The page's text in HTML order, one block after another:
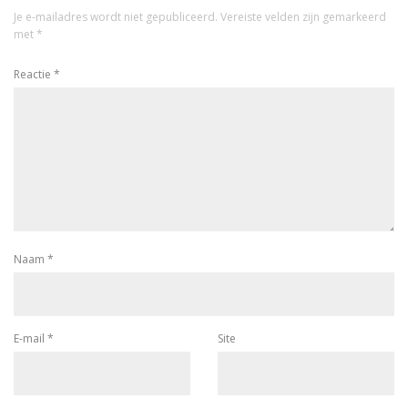
Je e-mailadres wordt niet gepubliceerd. Vereiste velden zijn gemarkeerd
met *
Reactie *
Naam *
E-mail * Site